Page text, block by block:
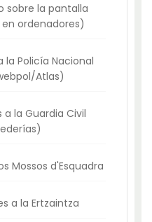
sobre la pantalla
ordenadores)
la Policía Nacional
Atlas)
a la Guardia Civil
Mossos d'Esquadra
a la Ertzaintza